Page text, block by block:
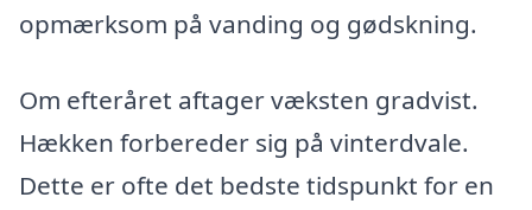
opmærksom på vanding og gødskning.
Om efteråret aftager væksten gradvist.
Hækken forbereder sig på vinterdvale.
Dette er ofte det bedste tidspunkt for en